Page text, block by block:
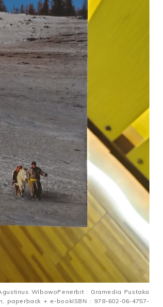
WibowoPenerbit : Gramedia Pustaka
paperback + e-bookISBN : 978-602-06-4757-